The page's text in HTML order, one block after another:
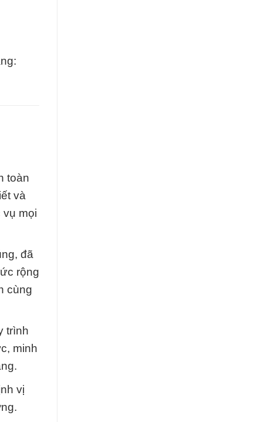
toàn
và
vụ mọi
đã
rộng
cùng
trình
minh
vị